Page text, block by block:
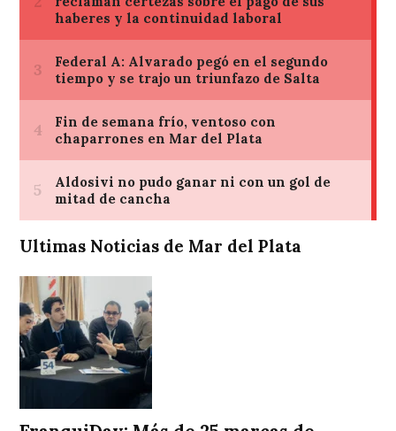
Ultimas Noticias de Mar del Plata